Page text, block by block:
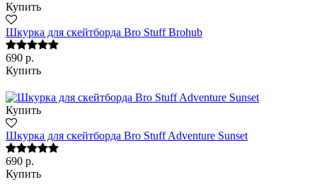
Купить
Шкурка для скейтборда Bro Stuff Brohub
690 р.
Купить
Купить
Шкурка для скейтборда Bro Stuff Adventure Sunset
690 р.
Купить